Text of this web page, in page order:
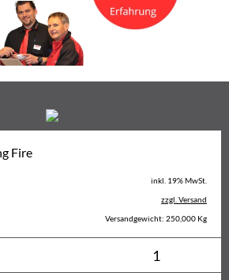
Fire
inkl. 19% MwSt.
zzgl. Versand
Versandgewicht: 250,000 Kg